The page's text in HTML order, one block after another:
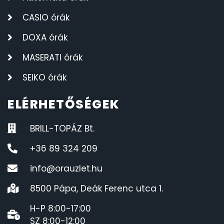
CASIO órák
DOXA órák
MASERATI órák
SEIKO órák
ELÉRHETŐSÉGEK
BRILL-TOPÁZ Bt.
+36 89 324 209
info@orauzlet.hu
8500 Pápa, Deák Ferenc utca 1.
H-P 8:00-17:00
SZ 8:00-12:00